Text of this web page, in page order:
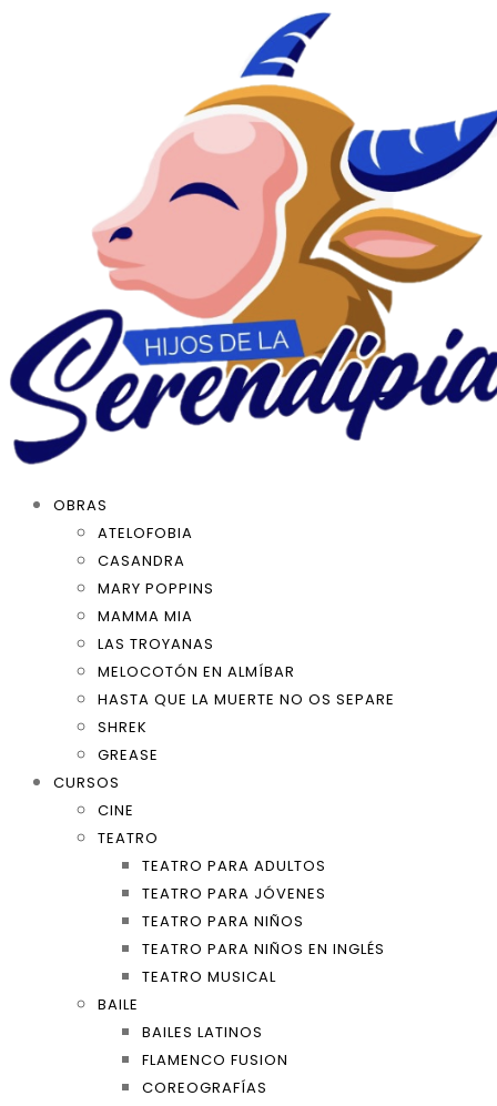
OBRAS
ATELOFOBIA
CASANDRA
MARY POPPINS
MAMMA MIA
LAS TROYANAS
MELOCOTÓN EN ALMÍBAR
HASTA QUE LA MUERTE NO OS SEPARE
SHREK
GREASE
CURSOS
CINE
TEATRO
TEATRO PARA ADULTOS
TEATRO PARA JÓVENES
TEATRO PARA NIÑOS
TEATRO PARA NIÑOS EN INGLÉS
TEATRO MUSICAL
BAILE
BAILES LATINOS
FLAMENCO FUSION
COREOGRAFÍAS